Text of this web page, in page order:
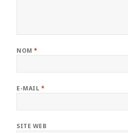
NOM*
E-MAIL *
SITE WEB